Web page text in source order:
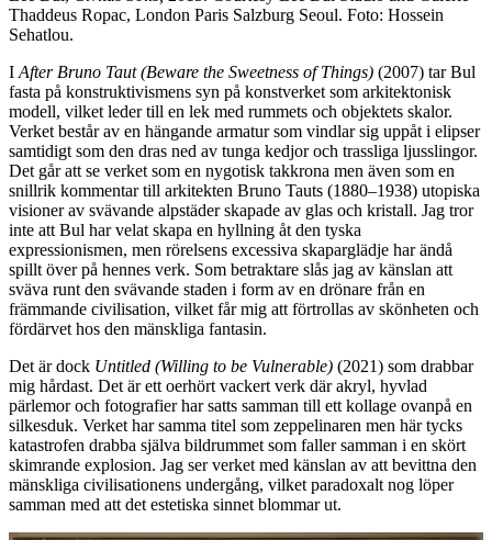
Thaddeus Ropac, London Paris Salzburg Seoul. Foto: Hossein
Sehatlou.
I After Bruno Taut (Beware the Sweetness of Things) (2007) tar Bul
fasta på konstruktivismens syn på konstverket som arkitektonisk
modell, vilket leder till en lek med rummets och objektets skalor.
Verket består av en hängande armatur som vindlar sig uppåt i elipser
samtidigt som den dras ned av tunga kedjor och trassliga ljusslingor.
Det går att se verket som en nygotisk takkrona men även som en
snillrik kommentar till arkitekten Bruno Tauts (1880–1938) utopiska
visioner av svävande alpstäder skapade av glas och kristall. Jag tror
inte att Bul har velat skapa en hyllning åt den tyska
expressionismen, men rörelsens excessiva skaparglädje har ändå
spillt över på hennes verk. Som betraktare slås jag av känslan att
sväva runt den svävande staden i form av en drönare från en
främmande civilisation, vilket får mig att förtrollas av skönheten och
fördärvet hos den mänskliga fantasin.
Det är dock Untitled (Willing to be Vulnerable) (2021) som drabbar
mig hårdast. Det är ett oerhört vackert verk där akryl, hyvlad
pärlemor och fotografier har satts samman till ett kollage ovanpå en
silkesduk. Verket har samma titel som zeppelinaren men här tycks
katastrofen drabba själva bildrummet som faller samman i en skört
skimrande explosion. Jag ser verket med känslan av att bevittna den
mänskliga civilisationens undergång, vilket paradoxalt nog löper
samman med att det estetiska sinnet blommar ut.